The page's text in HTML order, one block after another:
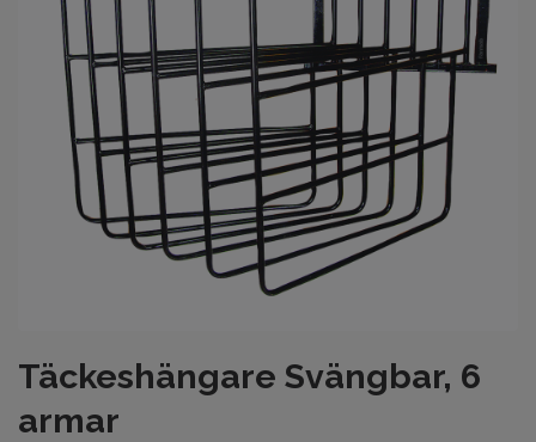
Täckeshängare Svängbar, 6
armar